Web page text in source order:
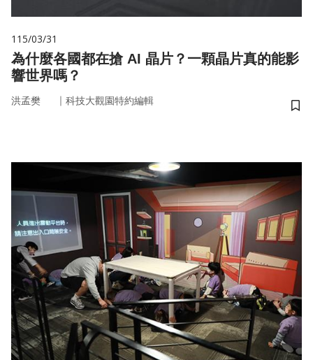
115/03/31
為什麼各國都在搶 AI 晶片？一顆晶片真的能影
響世界嗎？
洪孟樊 ｜ 科技大觀園特約編輯
儲